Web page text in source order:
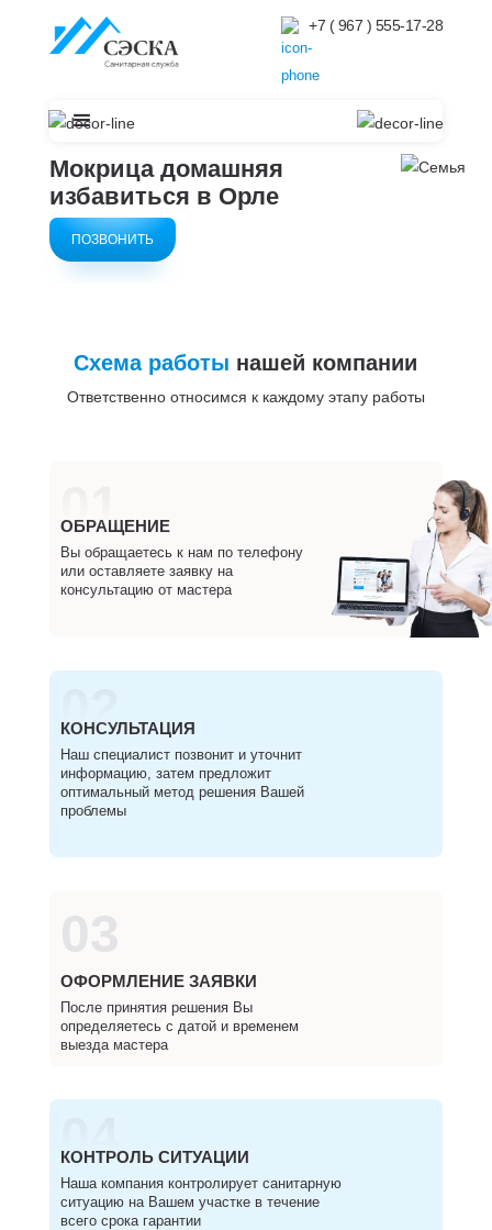
+7 ( 967 ) 555-17-28
Мокрица домашняя
избавиться в Орле
ПОЗВОНИТЬ
Схема работы нашей компании
Ответственно относимся к каждому этапу работы
01
ОБРАЩЕНИЕ
Вы обращаетесь к нам по телефону
или оставляете заявку на
консультацию от мастера
02
КОНСУЛЬТАЦИЯ
Наш специалист позвонит и уточнит
информацию, затем предложит
оптимальный метод решения Вашей
проблемы
ОФОРМЛЕНИЕ ЗАЯВКИ
После принятия решения Вы
определяетесь с датой и временем
выезда мастера
04
КОНТРОЛЬ СИТУАЦИИ
Наша компания контролирует санитарную
ситуацию на Вашем участке в течение
всего срока гарантии